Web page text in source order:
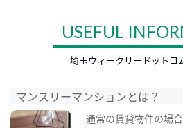
USEFUL
埼玉ウィークリードットコ
マンスリーマンションとは？
通常の賃貸物件の場